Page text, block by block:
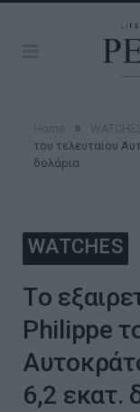
»
του τελευταίου
δολάρια
WATCHES
Τo
Philippe
6,2 εκατ.